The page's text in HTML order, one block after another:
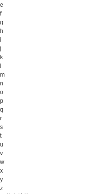
e
f
g
h
i
j
k
m
n
o
p
q
r
s
t
u
v
w
x
y
z